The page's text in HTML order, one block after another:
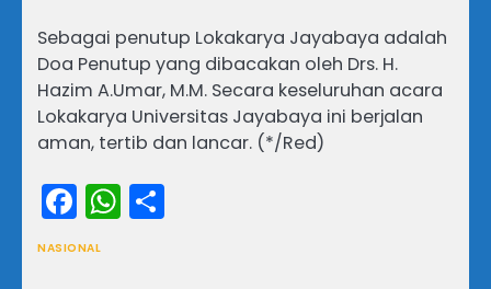
Sebagai penutup Lokakarya Jayabaya adalah
Doa Penutup yang dibacakan oleh Drs. H.
Hazim A.Umar, M.M. Secara keseluruhan acara
Lokakarya Universitas Jayabaya ini berjalan
aman, tertib dan lancar. (*/Red)
Facebook
WhatsApp
NASIONAL